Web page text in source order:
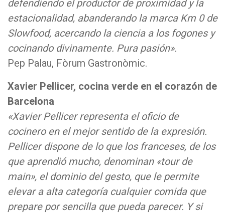
defendiendo el productor de proximidad y la
estacionalidad, abanderando la marca Km 0 de
Slowfood, acercando la ciencia a los fogones y
cocinando divinamente. Pura pasión».
Pep Palau, Fòrum Gastronòmic.
Xavier Pellicer, cocina verde en el corazón de
Barcelona
«Xavier Pellicer representa el oficio de
cocinero en el mejor sentido de la expresión.
Pellicer dispone de lo que los franceses, de los
que aprendió mucho, denominan «tour de
main», el dominio del gesto, que le permite
elevar a alta categoría cualquier comida que
prepare por sencilla que pueda parecer. Y si